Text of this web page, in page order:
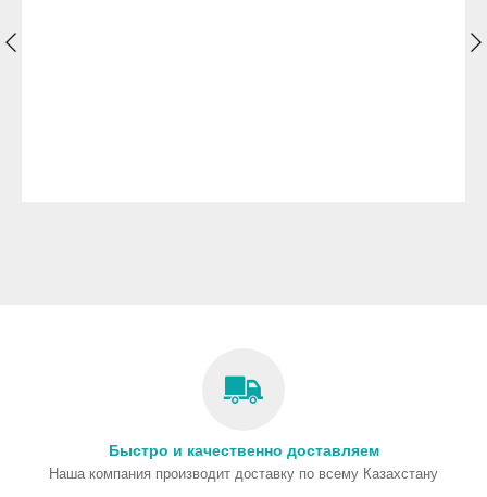
Быстро и качественно доставляем
Наша компания производит доставку по всему Казахстану